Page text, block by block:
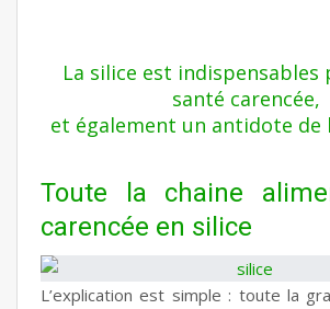
La silice est
santé carencée,
et également un antidote de
Toute la chaine
carencée en silice
L’explication est simple : toute la